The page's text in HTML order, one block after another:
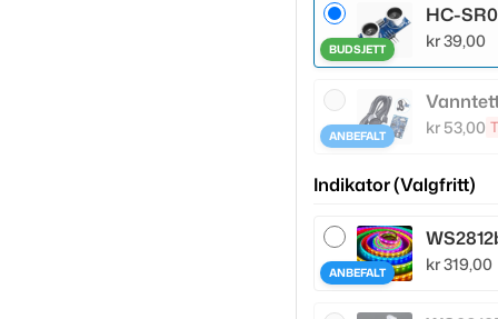
BUDSJETT
HC-
kr39,00
ANBEFALT kr53,00
Indikator (Valgfritt)
ANBEFALT kr319,00